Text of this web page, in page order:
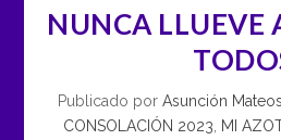
NUNCA LLUEVE
Publicado por Asunción
CONSOLACIÓN 2023
MI